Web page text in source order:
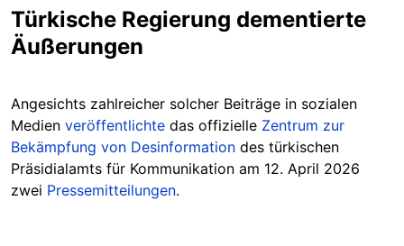
Türkische Regierung dementierte
Äußerungen
Angesichts zahlreicher solcher Beiträge in sozialen
Medien veröffentlichte das offizielle Zentrum zur
Bekämpfung von Desinformation des türkischen
Präsidialamts für Kommunikation am 12. April 2026
zwei Pressemitteilungen.